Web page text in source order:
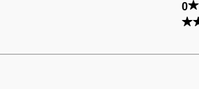
0